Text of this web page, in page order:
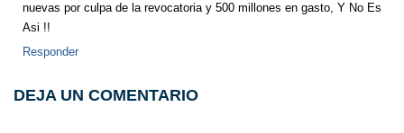
nuevas por culpa de la revocatoria y 500 millones en gasto, Y No Es
Asi !!
Responder
DEJA UN COMENTARIO